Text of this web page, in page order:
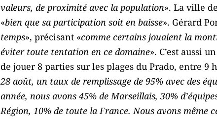
valeurs, de proximité avec la population». La ville
«bien que sa participation soit en baisse». Gérard
temps», précisant «comme certains jouaient la
éviter toute tentation en ce domaine». C’est aussi
de jouer 8 parties sur les plages du Prado, entre 9
28 août, un taux de remplissage de 95% avec des
année, nous avons 45% de Marseillais, 30%
Région, 10% de toute la France. Nous avons même